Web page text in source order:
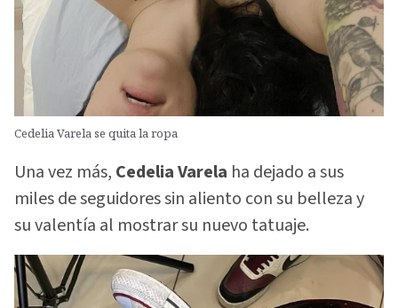
Cedelia Varela se quita la ropa
Una vez más, Cedelia Varela ha dejado a sus
miles de seguidores sin aliento con su belleza y
su valentía al mostrar su nuevo tatuaje.